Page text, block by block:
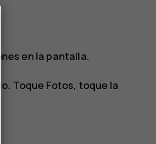
en la pantalla.
Toque Fotos, toque la